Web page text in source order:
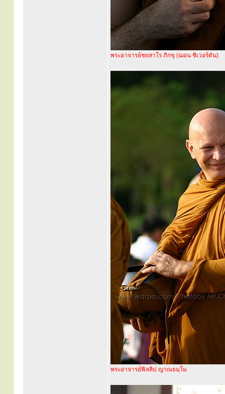
พระอาจารย์ชยสาโร ภิกขุ (ฌอน ชิเวอร์ตัน)
พระอาจารย์ฟิลลิป ญาณธมฺโม